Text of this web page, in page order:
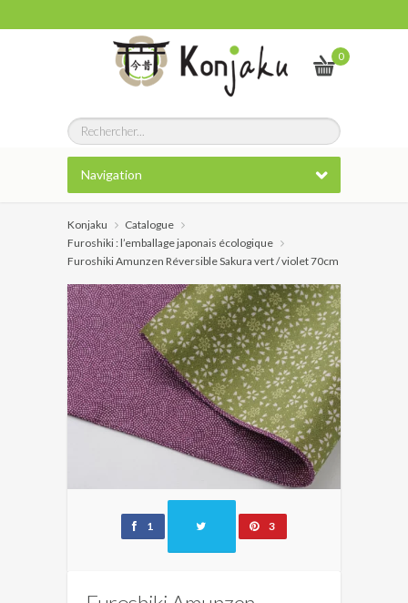
0
Navigation
Konjaku
Catalogue
Furoshiki : l’emballage japonais écologique
Furoshiki Amunzen Réversible Sakura vert / violet 70cm
1 3